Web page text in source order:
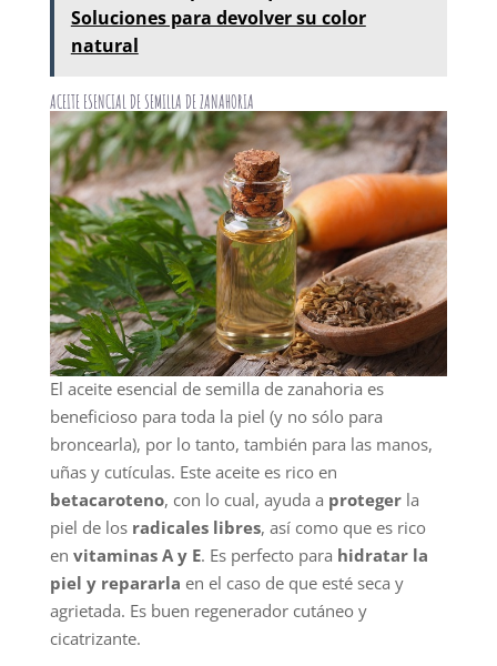
Soluciones para devolver su color
natural
ACEITE ESENCIAL DE SEMILLA DE ZANAHORIA
El aceite esencial de semilla de zanahoria es
beneficioso para toda la piel (y no sólo para
broncearla), por lo tanto, también para las manos,
uñas y cutículas. Este aceite es rico en
betacaroteno, con lo cual, ayuda a protegerla
piel de los radicales libres, así como que es rico
en vitaminas A y E. Es perfecto para hidratar la
piel y repararla en el caso de que esté seca y
agrietada. Es buen regenerador cutáneo y
cicatrizante.